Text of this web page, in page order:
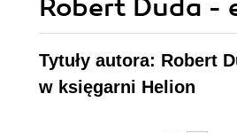
Robert Duda -
Tytuły autora: Robert
w księgarni Helion